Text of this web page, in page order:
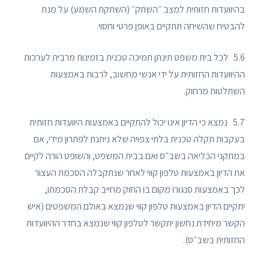
בהיוועדות חזותית למצב ״השתק״ (השתקת השמע) על מנת
להבטיח שהשיחה תתקיים באופן פרטי וחסוי.
5.6 לכל בית משפט תינתן תמיכה טכנית בזמינות מרבית לערכות
ההיוועדות החזותית על ידי אנשי מחשוב, לרבות באמצעות
השתלטות מרחוק.
5.7 נמצא כי הדיון אינו יכול להתקיים באמצעות היוועדות חזותית
בעקבות תקלה טכנית בלתי צפויה שלא ניתנת לפתרון מידי, אם
במתקני הכליאה בשב״ס ואם בבית המשפט, והשופט הורה לקיים
את הדיון באמצעות טלפון קווי לאחר שנתקבלה הסכמת העצור
לכך באמצעות סנגורו מקום בו החוק מחייב קבלת הסכמתו,
יתקיים הדיון באמצעות טלפון קווי שנמצא באולם המשפטים (איש
הקשר מיחידת נחשון יתקשר לטלפון קווי שנמצא בחדר ההיוועדות
החזותית בשב״ס).